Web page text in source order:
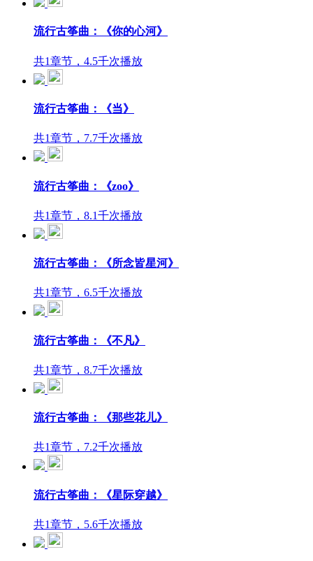
流行古筝曲：《你的心河》
共1章节，4.5千次播放
流行古筝曲：《当》
共1章节，7.7千次播放
流行古筝曲：《zoo》
共1章节，8.1千次播放
流行古筝曲：《所念皆星河》
共1章节，6.5千次播放
流行古筝曲：《不凡》
共1章节，8.7千次播放
流行古筝曲：《那些花儿》
共1章节，7.2千次播放
流行古筝曲：《星际穿越》
共1章节，5.6千次播放